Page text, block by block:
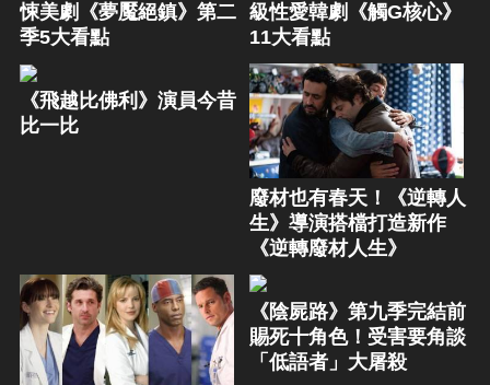
悚美劇《夢魘絕鎮》第二
季5大看點
級性愛韓劇《觸G核心》
11大看點
《飛越比佛利》演員今昔
比一比
廢材也有春天！《逆轉人
生》導演搭檔打造新作
《逆轉廢材人生》
《陰屍路》第九季完結前
賜死十角色！受害要角談
「低語者」大屠殺